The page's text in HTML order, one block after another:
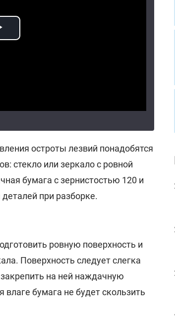
остроты лезвий понадобятся
стекло или зеркало с ровной
бумага с зернистостью 120 и
при разборке.
ровную поверхность и
Поверхность следует слегка
на ней наждачную
влаге бумага не будет скользить